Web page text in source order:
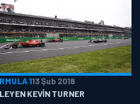
113 Şub 2018
KEVIN TURNER